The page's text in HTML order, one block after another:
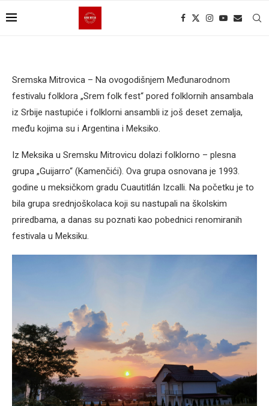
Sremska Mitrovica – Na ovogodišnjem Međunarodnom
festivalu folklora „Srem folk fest“ pored folklornih ansambala
iz Srbije nastupiće i folklorni ansambli iz još deset zemalja,
među kojima su i Argentina i Meksiko.
Iz Meksika u Sremsku Mitrovicu dolazi folklorno – plesna
grupa „Guijarro“ (Kamenčići). Ova grupa osnovana je 1993.
godine u meksičkom gradu Cuautitlán Izcalli. Na početku je to
bila grupa srednjoškolaca koji su nastupali na školskim
priredbama, a danas su poznati kao pobednici renomiranih
festivala u Meksiku.